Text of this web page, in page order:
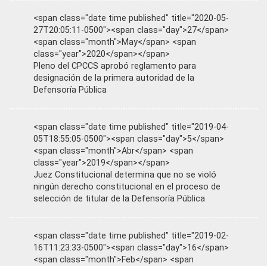
<span class="date time published" title="2020-05-
27T20:05:11-0500"><span class="day">27</span>
<span class="month">May</span> <span
class="year">2020</span></span>
Pleno del CPCCS aprobó reglamento para
designación de la primera autoridad de la
Defensoría Pública
<span class="date time published" title="2019-04-
05T18:55:05-0500"><span class="day">5</span>
<span class="month">Abr</span> <span
class="year">2019</span></span>
Juez Constitucional determina que no se violó
ningún derecho constitucional en el proceso de
selección de titular de la Defensoría Pública
<span class="date time published" title="2019-02-
16T11:23:33-0500"><span class="day">16</span>
<span class="month">Feb</span> <span